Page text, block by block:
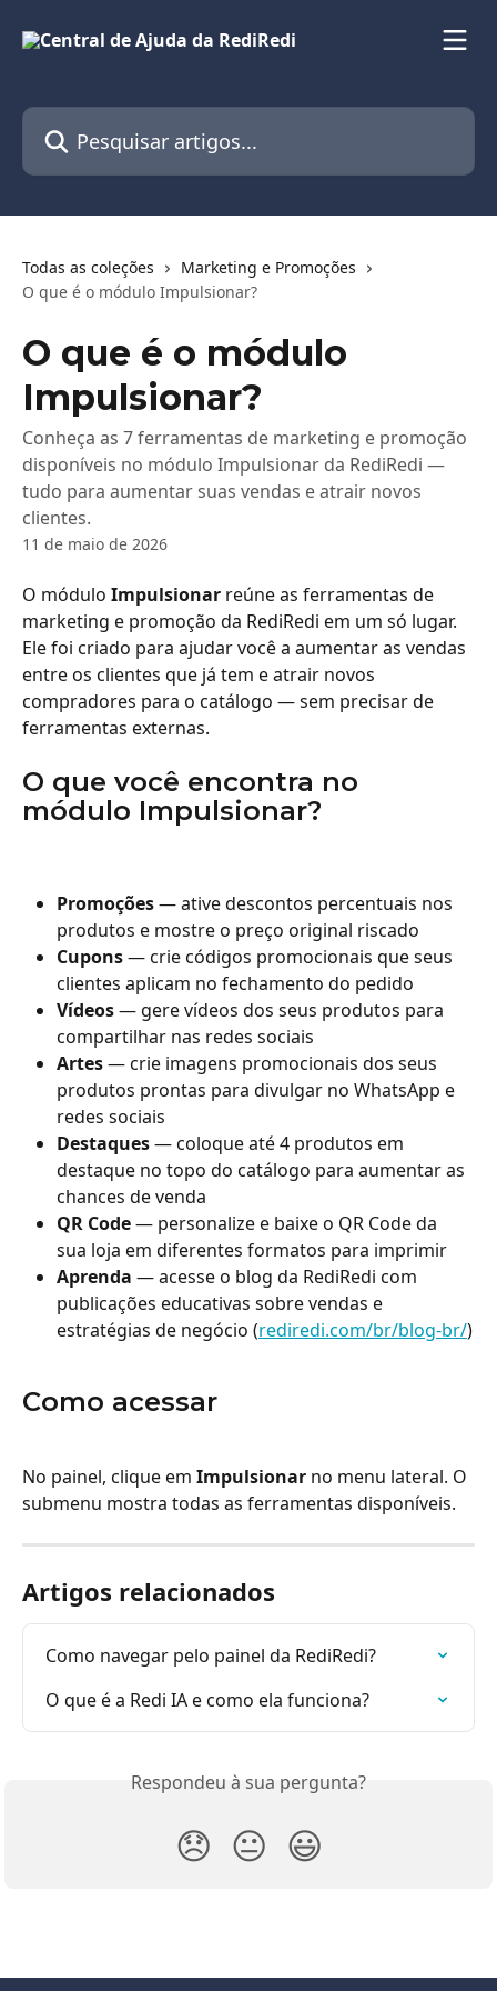
Pesquisar artigos...
Todas as coleções
Marketing e Promoções
O que é o módulo Impulsionar?
O que é o módulo
Impulsionar?
Conheça as 7 ferramentas de marketing e promoção
disponíveis no módulo Impulsionar da RediRedi —
tudo para aumentar suas vendas e atrair novos
clientes.
11 de maio de 2026
O módulo Impulsionar reúne as ferramentas de
marketing e promoção da RediRedi em um só lugar.
Ele foi criado para ajudar você a aumentar as vendas
entre os clientes que já tem e atrair novos
compradores para o catálogo — sem precisar de
ferramentas externas.
O que você encontra no
módulo Impulsionar?
Promoções — ative descontos percentuais nos
produtos e mostre o preço original riscado
Cupons — crie códigos promocionais que seus
clientes aplicam no fechamento do pedido
Vídeos — gere vídeos dos seus produtos para
compartilhar nas redes sociais
Artes — crie imagens promocionais dos seus
produtos prontas para divulgar no WhatsApp e
redes sociais
Destaques — coloque até 4 produtos em
destaque no topo do catálogo para aumentar as
chances de venda
QR Code — personalize e baixe o QR Code da
sua loja em diferentes formatos para imprimir
Aprenda — acesse o blog da RediRedi com
publicações educativas sobre vendas e
estratégias de negócio (rediredi.com/br/blog-br/)
Como acessar
No painel, clique em Impulsionar no menu lateral. O
submenu mostra todas as ferramentas disponíveis.
Artigos relacionados
Como navegar pelo painel da RediRedi?
O que é a Redi IA e como ela funciona?
Respondeu à sua pergunta?
😞 😐 😃